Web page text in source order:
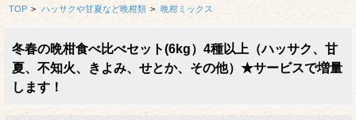
TOP > ハッサクや甘夏など晩柑類 > 晩柑ミックス
冬春の晩柑食べ比べセット(6kg）4種以上（ハッサク、甘
夏、不知火、きよみ、せとか、その他）★サービスで増量
します！